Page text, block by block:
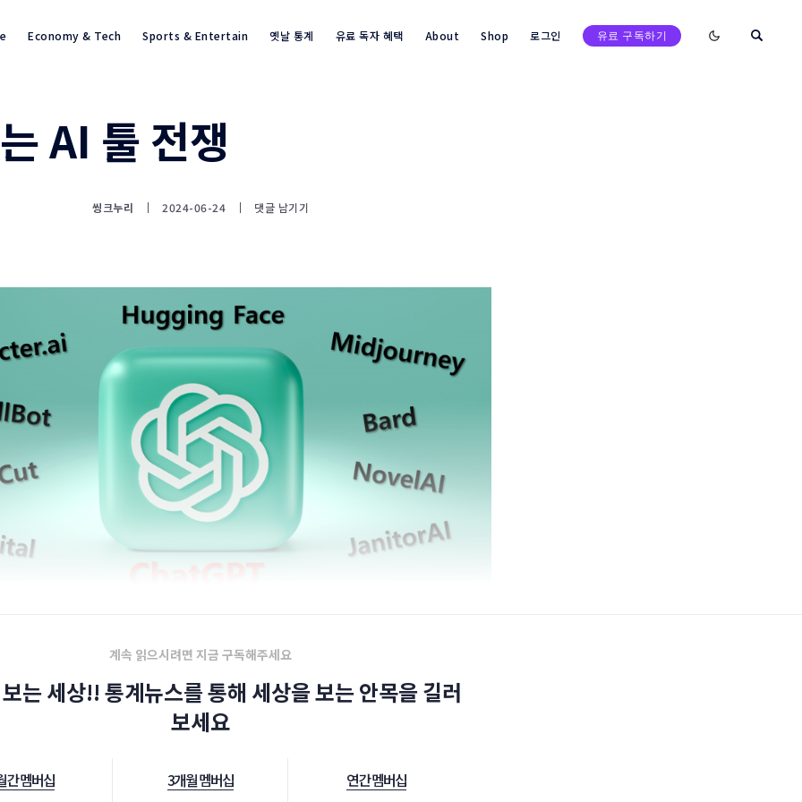
Economy & Tech Sports & Entertain 옛날 통계 유료 독자 혜택 About Shop 로그인 유료 구독하기 Enable dark mode
통계뉴스(www.statnews.net) 검색
AI 툴 전쟁
씽크누리 2024-06-24 댓글 남기기
계속 읽으시려면 지금 구독해주세요
는 세상!! 통계뉴스를 통해 세상을 보는 안목을 길러
보세요
간 멤버십 3개월 멤버십 연간 멤버십